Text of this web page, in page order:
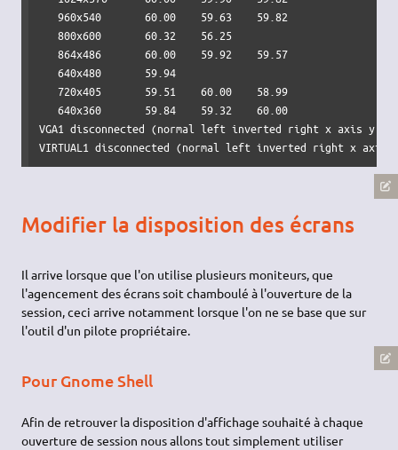
   960x540       60.00    59.63    59.82
   800x600       60.32    56.25
   864x486       60.00    59.92    59.57
   640x480       59.94
   720x405       59.51    60.00    58.99
   640x360       59.84    59.32    60.00
VGA1 disconnected (normal left inverted right x axis y
VIRTUAL1 disconnected (normal left inverted right x axis
Modifier la disposition des écrans
Il arrive lorsque que l'on utilise plusieurs moniteurs, que
l'agencement des écrans soit chamboulé à l'ouverture de la
session, ceci arrive notamment lorsque l'on ne se base que sur
l'outil d'un pilote propriétaire.
Pour Gnome Shell
Afin de retrouver la disposition d'affichage souhaité à chaque
ouverture de session nous allons tout simplement utiliser